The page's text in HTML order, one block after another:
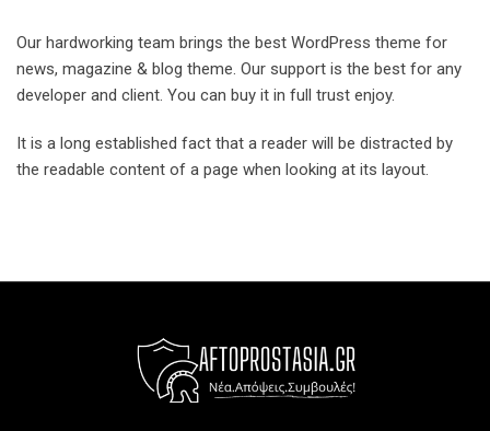
Our hardworking team brings the best WordPress theme for
news, magazine & blog theme. Our support is the best for any
developer and client. You can buy it in full trust enjoy.
It is a long established fact that a reader will be distracted by
the readable content of a page when looking at its layout.